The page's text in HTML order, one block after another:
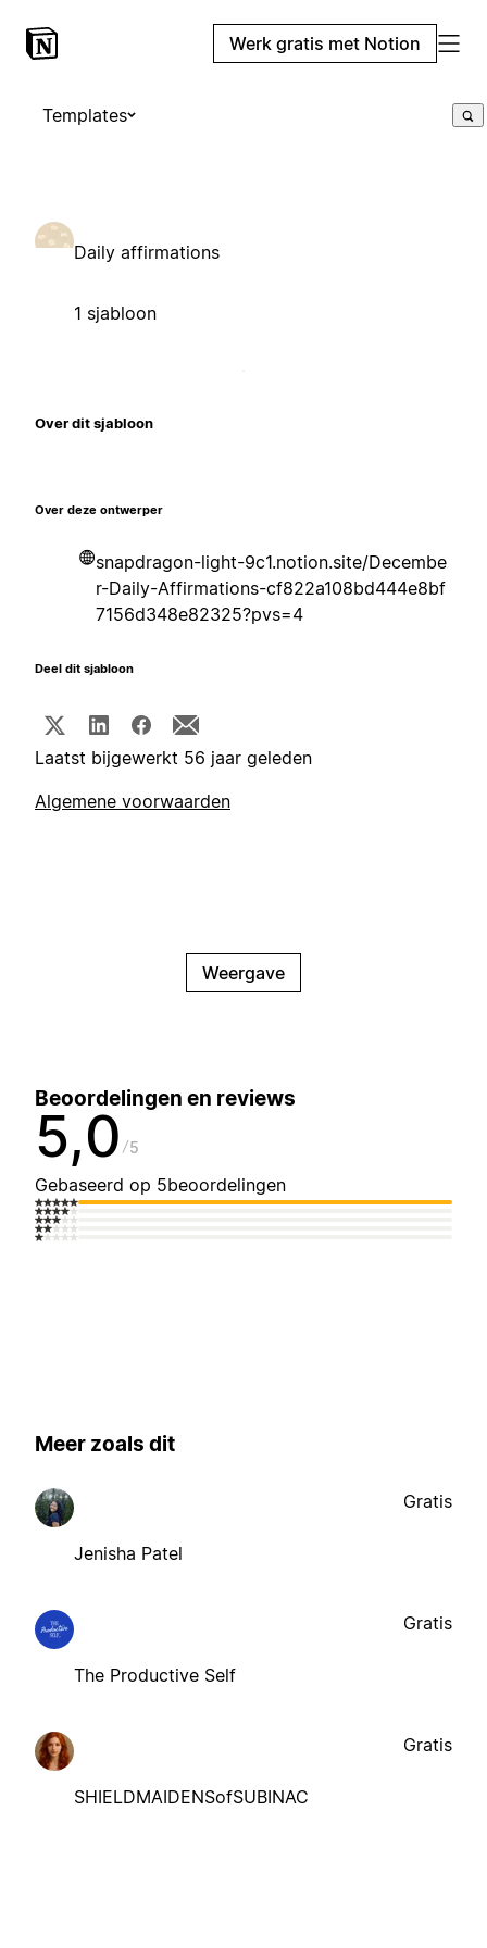
Werk gratis met Notion
Templates
Daily affirmations
1 sjabloon
Over dit sjabloon
Over deze ontwerper
snapdragon-light-9c1.notion.site/Decembe
r-Daily-Affirmations-cf822a108bd444e8bf
7156d348e82325?pvs=4
Deel dit sjabloon
Laatst bijgewerkt 56 jaar geleden
Algemene voorwaarden
Weergave
Beoordelingen en reviews
5,0 5
Gebaseerd op 5beoordelingen
Meer zoals dit
Jenisha Patel
Gratis
The Productive Self
Gratis
SHIELDMAIDENSofSUBINAC
Gratis